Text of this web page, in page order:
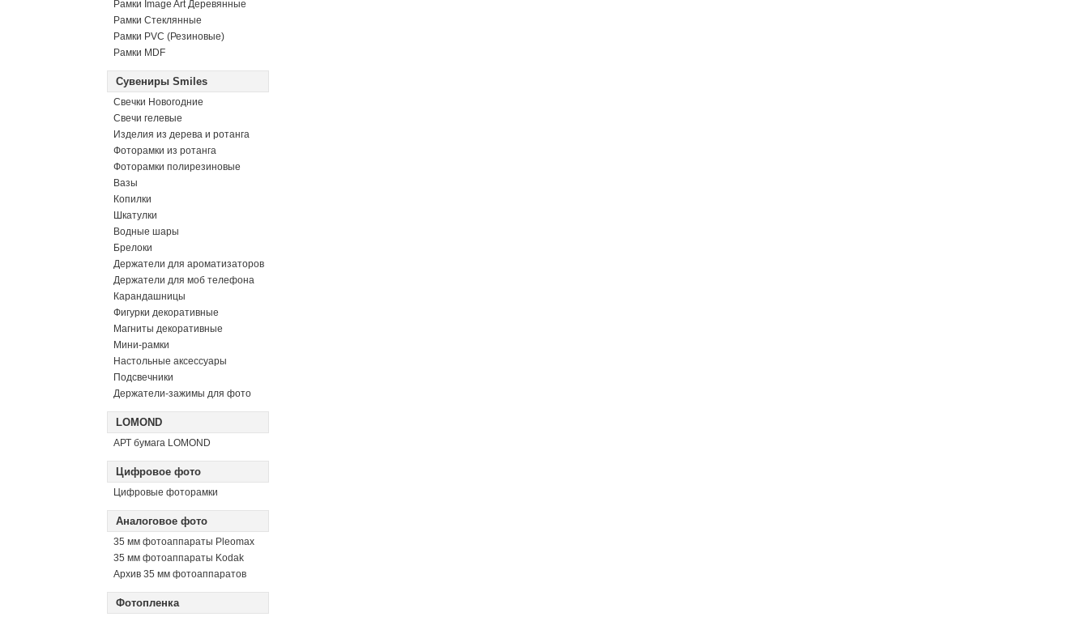
Рамки Image Art Деревянные
Рамки Стеклянные
Рамки PVC (Резиновые)
Рамки MDF
Сувениры Smiles
Свечки Новогодние
Свечи гелевые
Изделия из дерева и ротанга
Фоторамки из ротанга
Фоторамки полирезиновые
Вазы
Копилки
Шкатулки
Водные шары
Брелоки
Держатели для ароматизаторов
Держатели для моб телефона
Карандашницы
Фигурки декоративные
Магниты декоративные
Мини-рамки
Настольные аксессуары
Подсвечники
Держатели-зажимы для фото
LOMOND
АРТ бумага LOMOND
Цифровое фото
Цифровые фоторамки
Аналоговое фото
35 мм фотоаппараты Pleomax
35 мм фотоаппараты Kodak
Архив 35 мм фотоаппаратов
Фотопленка